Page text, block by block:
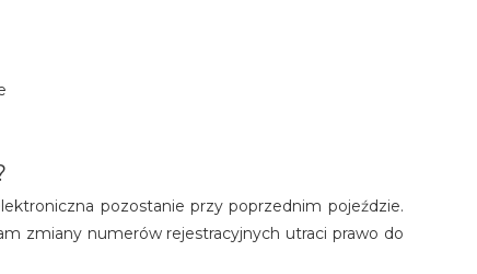
pozostanie przy poprzednim pojeździe.
zmiany numerów rejestracyjnych utraci prawo do